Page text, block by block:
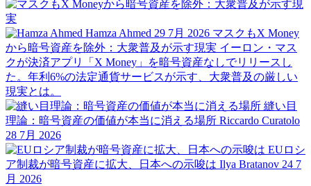
Hamza Ahmed 29 7月 2026 マスクもX Money
から暗号資産を除外：大衆普及が示す現実 イーロン・マス
クが決済アプリ「X Money」を暗号資産なしでリリースし
た。年利6%の法定通貨サービスが示す、大衆普及の厳しい
現実とは。
縫い目
理論：暗号資産の価値が本当に消える場所 Riccardo Curatolo
28 7月 2026
EUロシ
ア制裁が暗号資産に拡大、日本への示唆は Ilya Bratanov 24 7
月 2026